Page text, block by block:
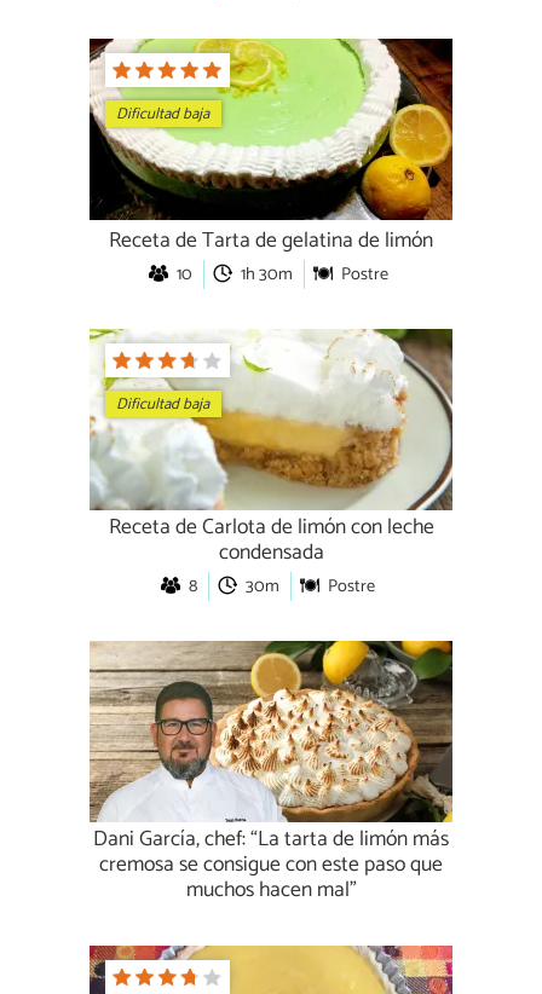
Dificultad baja
Receta de Tarta de gelatina de limón
10 1h 30m Postre
Dificultad baja
Receta de Carlota de limón con leche
condensada
8 30m Postre
Dani García, chef: “La tarta de limón más
cremosa se consigue con este paso que
muchos hacen mal”